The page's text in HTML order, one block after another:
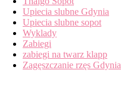
Upiecia slubne Gdynia
Upiecia slubne sopot
Wyklady
Zabiegi
zabiegi na twarz klapp
Zagęszczanie rzęs Gdynia